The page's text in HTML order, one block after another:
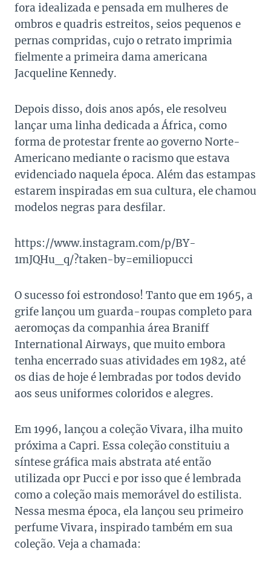
fora idealizada e pensada em mulheres de
ombros e quadris estreitos, seios pequenos e
pernas compridas, cujo o retrato imprimia
fielmente a primeira dama americana
Jacqueline Kennedy.
Depois disso, dois anos após, ele resolveu
lançar uma linha dedicada a África, como
forma de protestar frente ao governo Norte-
Americano mediante o racismo que estava
evidenciado naquela época. Além das estampas
estarem inspiradas em sua cultura, ele chamou
modelos negras para desfilar.
https://www.instagram.com/p/BY-
1mJQHu_q/?taken-by=emiliopucci
O sucesso foi estrondoso! Tanto que em 1965, a
grife lançou um guarda-roupas completo para
aeromoças da companhia área Braniff
International Airways, que muito embora
tenha encerrado suas atividades em 1982, até
os dias de hoje é lembradas por todos devido
aos seus uniformes coloridos e alegres.
Em 1996, lançou a coleção Vivara, ilha muito
próxima a Capri. Essa coleção constituiu a
síntese gráfica mais abstrata até então
utilizada opr Pucci e por isso que é lembrada
como a coleção mais memorável do estilista.
Nessa mesma época, ela lançou seu primeiro
perfume Vivara, inspirado também em sua
coleção. Veja a chamada: